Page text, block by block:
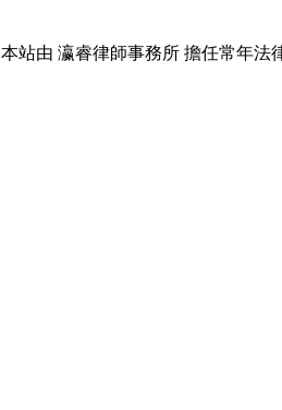
本站由 瀛睿律師事務所 擔任常年法